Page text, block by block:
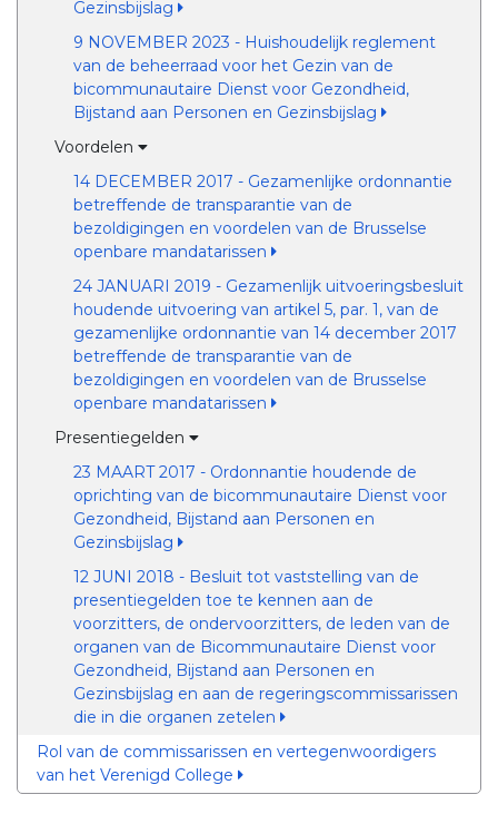
Gezinsbijslag
9 NOVEMBER 2023 - Huishoudelijk reglement
van de beheerraad voor het Gezin van de
bicommunautaire Dienst voor Gezondheid,
Bijstand aan Personen en Gezinsbijslag
Voordelen
14 DECEMBER 2017 - Gezamenlijke ordonnantie
betreffende de transparantie van de
bezoldigingen en voordelen van de Brusselse
openbare mandatarissen
24 JANUARI 2019 - Gezamenlijk uitvoeringsbesluit
houdende uitvoering van artikel 5, par. 1, van de
gezamenlijke ordonnantie van 14 december 2017
betreffende de transparantie van de
bezoldigingen en voordelen van de Brusselse
openbare mandatarissen
Presentiegelden
23 MAART 2017 - Ordonnantie houdende de
oprichting van de bicommunautaire Dienst voor
Gezondheid, Bijstand aan Personen en
Gezinsbijslag
12 JUNI 2018 - Besluit tot vaststelling van de
presentiegelden toe te kennen aan de
voorzitters, de ondervoorzitters, de leden van de
organen van de Bicommunautaire Dienst voor
Gezondheid, Bijstand aan Personen en
Gezinsbijslag en aan de regeringscommissarissen
die in die organen zetelen
Rol van de commissarissen en vertegenwoordigers
van het Verenigd College